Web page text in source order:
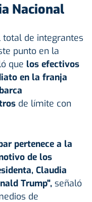
Nacional
de integrantes
punto en la
que los efectivos
en la franja
de límite con
pertenece a la
de los
Claudia
Trump", señaló
de